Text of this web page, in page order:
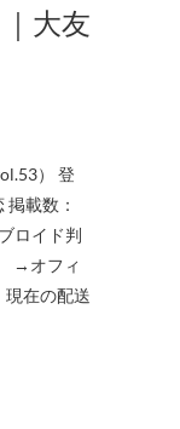
大友
） 登
載数：
ロイド判
→オフィ
在の配送